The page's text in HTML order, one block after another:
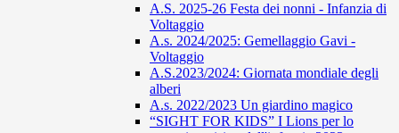
A.S. 2025-26 Festa dei nonni - Infanzia di
Voltaggio
A.s. 2024/2025: Gemellaggio Gavi -
Voltaggio
A.S.2023/2024: Giornata mondiale degli
alberi
A.s. 2022/2023 Un giardino magico
“SIGHT FOR KIDS” I Lions per lo